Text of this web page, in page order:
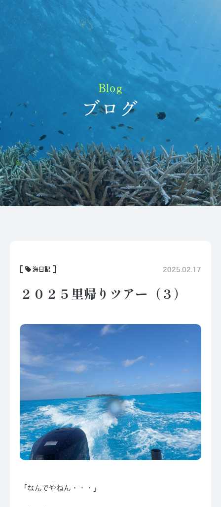
Blog
ブログ
海日記 2025.02.17
２０２５里帰りツアー（３）
「なんでやねん・・・」